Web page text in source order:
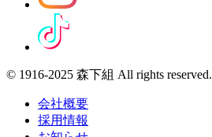
© 1916-2025 森下組 All rights reserved.
会社概要
採用情報